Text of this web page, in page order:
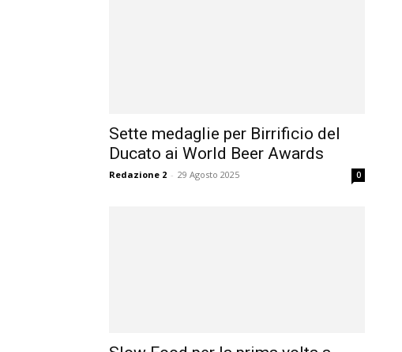
Sette medaglie per Birrificio del
Ducato ai World Beer Awards
Redazione 2 - 29 Agosto 2025 0